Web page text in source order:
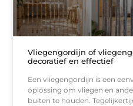
Vliegengordijn of
decoratief en effectief
Een vliegengordijn is een
oplossing om vliegen en
buiten te houden.